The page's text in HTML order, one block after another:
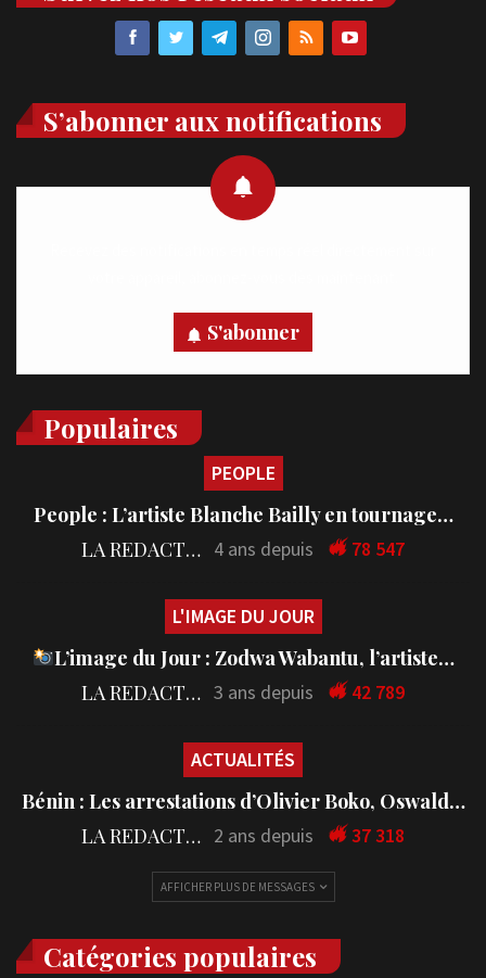
S’abonner aux notifications
S'abonner
Populaires
PEOPLE
People : L’artiste Blanche Bailly en tournage…
LA REDACTION 4 ans depuis 78 547
L'IMAGE DU JOUR
L’image du Jour : Zodwa Wabantu, l’artiste…
LA REDACTION 3 ans depuis 42 789
ACTUALITÉS
Bénin : Les arrestations d’Olivier Boko, Oswald…
LA REDACTION 2 ans depuis 37 318
AFFICHER PLUS DE MESSAGES
Catégories populaires